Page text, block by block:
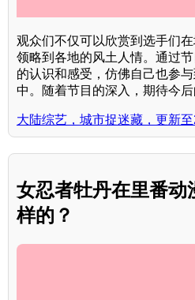
观众们不仅可以欣赏到选手们
领略到各地的风土人情。通过
的认识和感受，仿佛自己也参
中。随着节目的深入，期待今后
大陆综艺，城市捉迷藏，更新
女忍者牡丹在里番动
样的？